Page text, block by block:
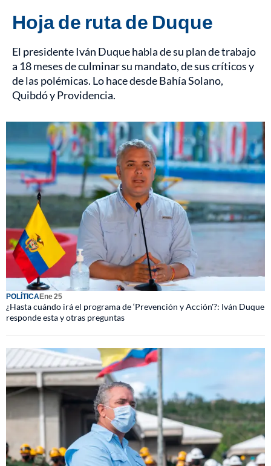
Hoja de ruta de Duque
El presidente Iván Duque habla de su plan de trabajo
a 18 meses de culminar su mandato, de sus críticos y
de las polémicas. Lo hace desde Bahía Solano,
Quibdó y Providencia.
POLÍTICAEne 25
¿Hasta cuándo irá el programa de ‘Prevención y Acción'?: Iván Duque
responde esta y otras preguntas